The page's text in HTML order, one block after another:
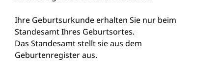
Ihre Geburtsurkunde erhalten Sie nur beim
Standesamt Ihres Geburtsortes.
Das Standesamt stellt sie aus dem
Geburtenregister aus.